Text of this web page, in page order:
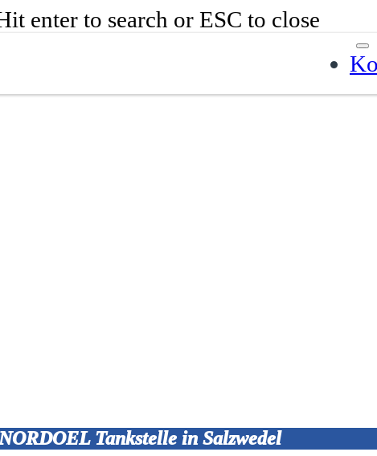
enter to search or ESC to close
Tankstelle in Salzwedel